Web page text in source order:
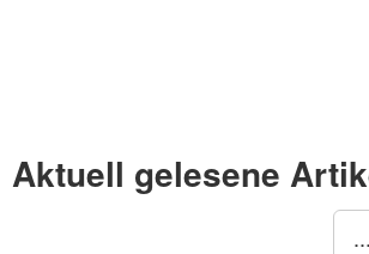
Aktuell gelesene